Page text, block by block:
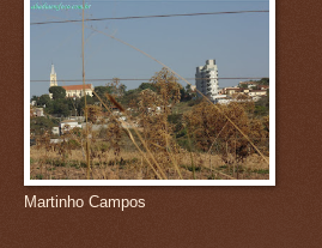
Martinho Campos